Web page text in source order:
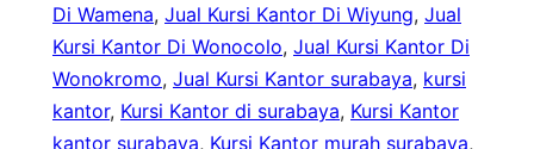
Di Wamena, Jual Kursi Kantor Di Wiyung, Jual
Kursi Kantor Di Wonocolo, Jual Kursi Kantor Di
Wonokromo, Jual Kursi Kantor surabaya, kursi
kantor, Kursi Kantor di surabaya, Kursi Kantor
kantor surabaya, Kursi Kantor murah surabaya